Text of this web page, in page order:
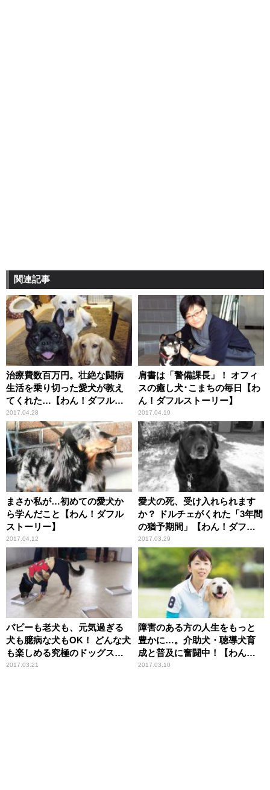
関連記事
治療費数百万円。壮絶な闘病
生活を乗り切った愛犬が教え
てくれた…【わん！ダフルス
トーリー】
2017.04.28
肩書は「警備課長」！ オフィ
スの癒し犬･こまちの毎日【わ
ん！ダフルストーリー】
2017.04.19
まさか私が…初めての愛犬か
ら学んだこと【わん！ダフル
ストーリー】
2017.04.12
愛犬の死、受け入れられます
か？ ドルチェがくれた「3年間
の猶予期間」【わん！ダフル
ストーリー】
2017.03.29
パピーも老犬も、元気過ぎる
犬も臆病な犬もOK！ どんな犬
も楽しめる究極のドッグスポ
ーツ「ノーズワーク」【わ
2017.03.21
障害のある方の人生をもっと
豊かに…。介助犬・聴導犬育
成と普及に奮闘中！【わん！
ダフルストーリー】
2017.03.10